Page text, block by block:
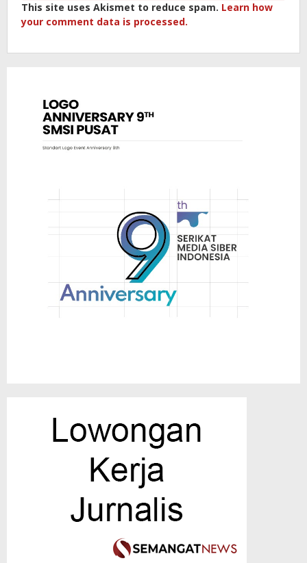
This site uses Akismet to reduce spam. Learn how
your comment data is processed.